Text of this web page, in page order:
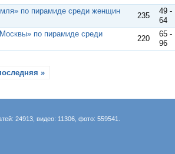
по пирамиде среди женщин
235
49 -
64
по пирамиде среди
220
65 -
96
»
24913, видео: 11306, фото: 559541.